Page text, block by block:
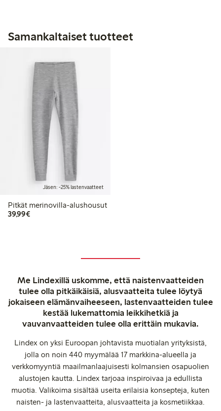
Samankaltaiset tuotteet
Jäsen: -25% lastenvaatteet
Pitkät merinovilla-alushousut
39,99€39,99 €
Me Lindexillä uskomme, että naistenvaatteiden
tulee olla pitkäikäisiä, alusvaatteita tulee löytyä
jokaiseen elämänvaiheeseen, lastenvaatteiden tulee
kestää lukemattomia leikkihetkiä ja
vauvanvaatteiden tulee olla erittäin mukavia.
Lindex on yksi Euroopan johtavista muotialan yrityksistä,
jolla on noin 440 myymälää 17 markkina-alueella ja
verkkomyyntiä maailmanlaajuisesti kolmansien osapuolien
alustojen kautta. Lindex tarjoaa inspiroivaa ja edullista
muotia. Valikoima sisältää useita erilaisia konsepteja, kuten
naisten- ja lastenvaatteita, alusvaatteita ja kosmetiikkaa.